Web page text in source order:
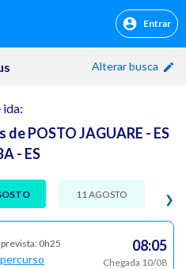
Entrar
Alterar busca
ida:
de POSTO JAGUARE - ES
- ES
❯
11 AGOSTO
0h25 08:05
Chegada 10/08